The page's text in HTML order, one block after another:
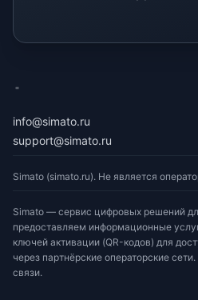
info@simato.ru
support@simato.ru
Simato (simato.ru). Не является
Simato — сервис цифровых решений
предоставляем информационные
ключей активации (QR-кодов) для
через партнёрские операторские
связи.